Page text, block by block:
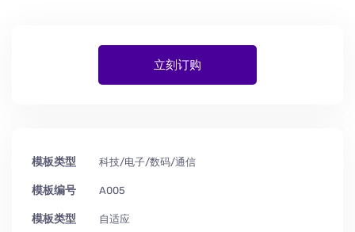
立刻订购
模板类型 科技/电子/数码/通信
模板编号 A005
模板类型 自适应